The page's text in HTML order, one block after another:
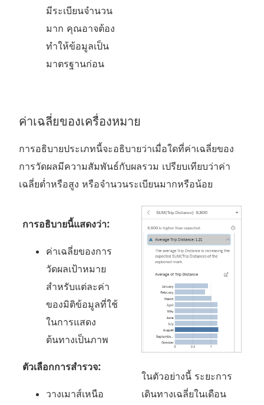
มีระเบียนจำนวน
มาก คุณอาจต้อง
ทำให้ข้อมูลเป็น
มาตรฐานก่อน
ค่าเฉลี่ยของเครื่องหมาย
การอธิบายประเภทนี้จะอธิบายว่าเมื่อใดที่ค่าเฉลี่ยของ
การวัดผลมีความสัมพันธ์กับผลรวม เปรียบเทียบว่าค่า
เฉลี่ยต่ำหรือสูง หรือจำนวนระเบียนมากหรือน้อย
การอธิบายนี้แสดงว่า:
ค่าเฉลี่ยของการ
วัดผลเป้าหมาย
สำหรับแต่ละค่า
ของมิติข้อมูลที่ใช้
ในการแสดง
ต้นทางเป็นภาพ
ตัวเลือกการสำรวจ:
วางเมาส์เหนือ
ในตัวอย่างนี้ ระยะการ
เดินทางเฉลี่ยในเดือน